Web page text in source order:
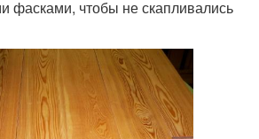
фасками, чтобы не скапливались